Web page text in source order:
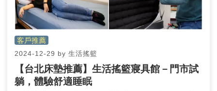
客戶推薦
2024-12-29 by 生活搖籃
【台北床墊推薦】生活搖籃寢具館－門市試
躺，體驗舒適睡眠